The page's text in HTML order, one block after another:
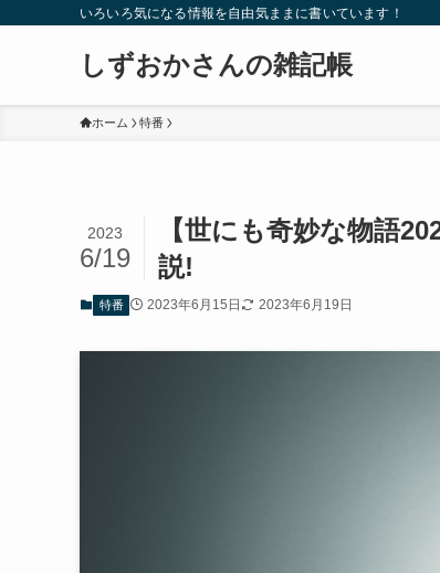
いろいろ気になる情報を自由気ままに書いています！
しずおかさんの雑記帳
ホーム 特番
【世にも奇妙な物語
説!
2023
6/19
特番 2023年6月15日 2023年6月19日